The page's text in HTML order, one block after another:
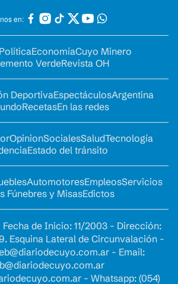
en:
PolíticaEconomíaCuyo Minero
VerdeRevista OH
DeportivaEspectáculosArgentina
RecetasEn las redes
OpinionSocialesSaludTecnología
Estado del tránsito
AutomotoresEmpleosServicios
Fúnebres y MisasEdictos
de Inicio: 11/2003 - Dirección:
Esquina Lateral de Circunvalación -
- Email:
- Whatsapp: (054)